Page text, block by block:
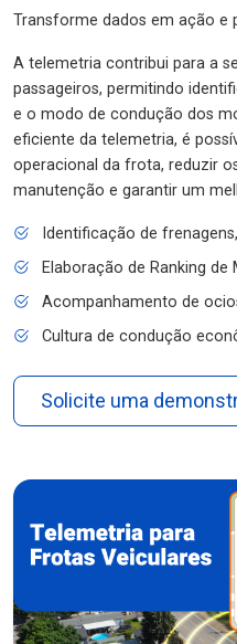
Transforme dados em ação e
A telemetria contribui para a
passageiros, permitindo
e o modo de condução dos
eficiente da telemetria, é
operacional da frota, reduzir
manutenção e garantir um
Identificação de
Elaboração de Ranking de
Acompanhamento de
Cultura de condução
Solicite uma